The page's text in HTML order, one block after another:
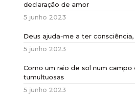
declaração de amor
5 junho 2023
Deus ajuda-me a ter
5 junho 2023
Como um raio de sol num campo
tumultuosas
5 junho 2023